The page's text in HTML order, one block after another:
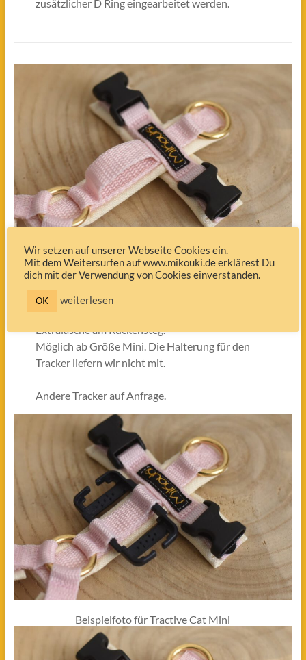
zusätzlicher D Ring eingearbeitet werden.
TRACKERLASCHE
Zur Befestigung des Trackers bieten wir eine
Extralasche am Rückensteg.
Möglich ab Größe Mini. Die Halterung für den
Tracker liefern wir nicht mit.
Andere Tracker auf Anfrage.
Beispielfoto für Tractive Cat Mini
Wir setzen auf unserer Webseite Cookies ein.
Mit dem Weitersurfen auf www.mikouki.de erklärest Du
dich mit der Verwendung von Cookies einverstanden.
OK weiterlesen